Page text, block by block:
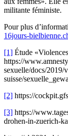
militante féministe.
Pour plus
16jours-
[1] Étude
https://
sexuelle/docs/2019/
suisse/
[2] https://
[3] https://
drohen-in-zuerich-